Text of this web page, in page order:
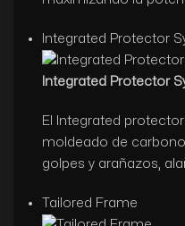
Integrated Protector
Integrated Protector
El Integrated
moldeado de
golpes y arañazos,
Tailored Frame